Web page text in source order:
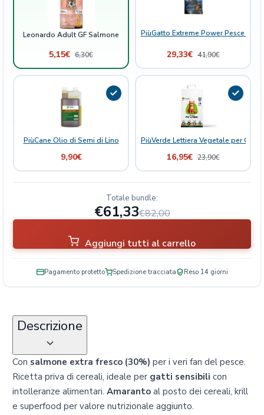
Leonardo Adult GF Salmone
5,15€ 6,30€
PiùGatto Extreme Power Pesce
29,33€ 41,90€
PiùCane Olio di Semi di Lino
9,90€
PiùVerde Lettiera Vegetale per Gatti
16,95€ 23,90€
Totale bundle:
€61,33€82,00
Aggiungi tutti al carrello
Pagamento protetto Spedizione tracciata Reso 14 giorni
Descrizione
Con salmone extra fresco (30%) per i veri fan del pesce.
Ricetta priva di cereali, ideale per gatti sensibili con
intolleranze alimentari. Amaranto al posto dei cereali, krill
e superfood per valore nutrizionale aggiunto.